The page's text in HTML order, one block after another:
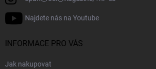
Najdete nás na Youtube
INFORMACE PRO VÁS
Jak nakupovat